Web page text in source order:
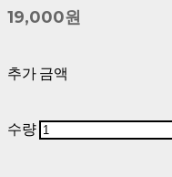
19,000원
추가 금액
수량